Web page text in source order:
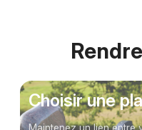
Choisir une